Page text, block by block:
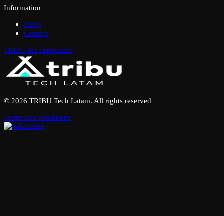
Information
FAQs
Contact
TRIBU for companies
© 2026 TRIBU Tech Latam. All rights reserved
Terms and conditions